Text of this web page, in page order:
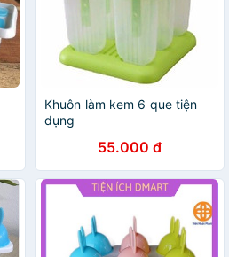
Khuôn làm kem 6 que tiện
dụng
55.000 đ